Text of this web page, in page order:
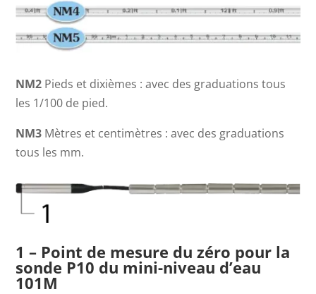
NM2 Pieds et dixièmes : avec des graduations tous
les 1/100 de pied.
NM3 Mètres et centimètres : avec des graduations
tous les mm.
1 – Point de mesure du zéro pour la
sonde P10 du mini-niveau d’eau
101M